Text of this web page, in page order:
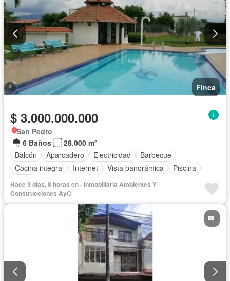
Finca
$ 3.000.000.000
San Pedro
6 Baños
28.000 m²
Balcón
Aparcadero Electricidad
Barbecue
Cocina integral
Internet Vista panorámica
Piscina
Agua
Hace 3 días, 8 horas en - Inmobiliaria Ambientes Y
Construcciones AyC